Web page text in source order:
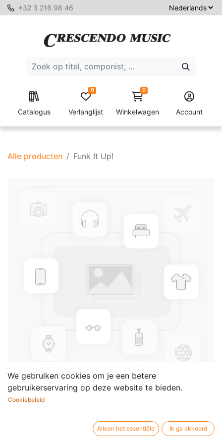
+32 3 216 98 46
Catalogus Verlanglijst
0 0
Winkelwagen Account
Alle producten Funk It Up!
Funk It Up!
Joos Creteur
We gebruiken cookies om je een betere
gebruikerservaring op deze website te bieden.
Cookiebeleid
Alleen het essentiële Ik ga akkoord